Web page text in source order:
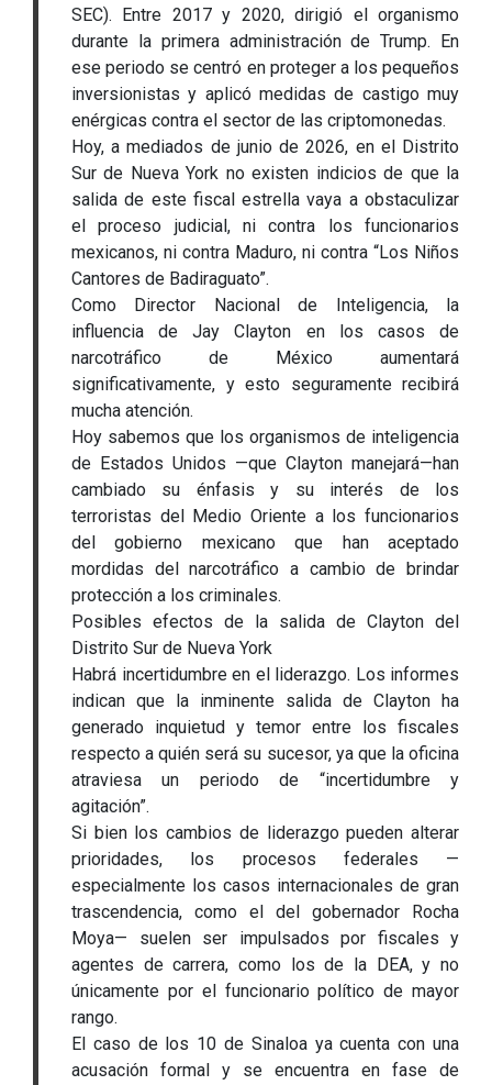
SEC). Entre 2017 y 2020, dirigió el organismo
durante la primera administración de Trump. En
ese periodo se centró en proteger a los pequeños
inversionistas y aplicó medidas de castigo muy
enérgicas contra el sector de las criptomonedas.
Hoy, a mediados de junio de 2026, en el Distrito
Sur de Nueva York no existen indicios de que la
salida de este fiscal estrella vaya a obstaculizar
el proceso judicial, ni contra los funcionarios
mexicanos, ni contra Maduro, ni contra “Los Niños
Cantores de Badiraguato”.
Como Director Nacional de Inteligencia, la
influencia de Jay Clayton en los casos de
narcotráfico de México aumentará
significativamente, y esto seguramente recibirá
mucha atención.
Hoy sabemos que los organismos de inteligencia
de Estados Unidos —que Clayton manejará—han
cambiado su énfasis y su interés de los
terroristas del Medio Oriente a los funcionarios
del gobierno mexicano que han aceptado
mordidas del narcotráfico a cambio de brindar
protección a los criminales.
Posibles efectos de la salida de Clayton del
Distrito Sur de Nueva York
Habrá incertidumbre en el liderazgo. Los informes
indican que la inminente salida de Clayton ha
generado inquietud y temor entre los fiscales
respecto a quién será su sucesor, ya que la oficina
atraviesa un periodo de “incertidumbre y
agitación”.
Si bien los cambios de liderazgo pueden alterar
prioridades, los procesos federales —
especialmente los casos internacionales de gran
trascendencia, como el del gobernador Rocha
Moya— suelen ser impulsados por fiscales y
agentes de carrera, como los de la DEA, y no
únicamente por el funcionario político de mayor
rango.
El caso de los 10 de Sinaloa ya cuenta con una
acusación formal y se encuentra en fase de